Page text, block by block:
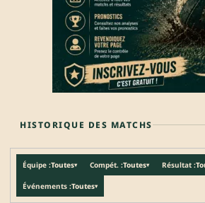
HISTORIQUE DES MATCHS
Équipe :Toutes▾ Compét. :Toutes▾ Résultat :
Événements :Toutes▾